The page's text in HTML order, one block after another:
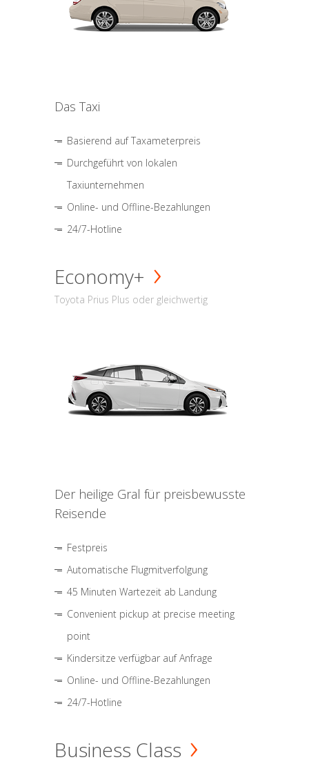
Das Taxi
Basierend auf Taxameterpreis
Durchgeführt von lokalen
Taxiunternehmen
Online- und Offline-Bezahlungen
24/7-Hotline
Economy+
Toyota Prius Plus oder gleichwertig
Der heilige Gral für preisbewusste
Reisende
Festpreis
Automatische Flugmitverfolgung
45 Minuten Wartezeit ab Landung
Convenient pickup at precise meeting
point
Kindersitze verfügbar auf Anfrage
Online- und Offline-Bezahlungen
24/7-Hotline
Business Class